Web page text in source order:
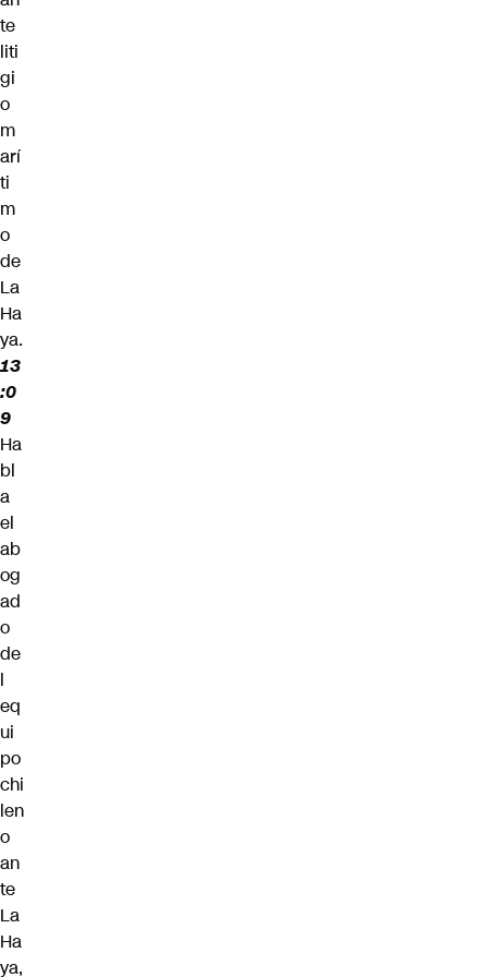
te
liti
gi
o
m
arí
ti
m
o
de
La
Ha
ya.
13
:0
9
Ha
bl
a
el
ab
og
ad
o
de
l
eq
ui
po
chi
len
o
an
te
La
Ha
ya,